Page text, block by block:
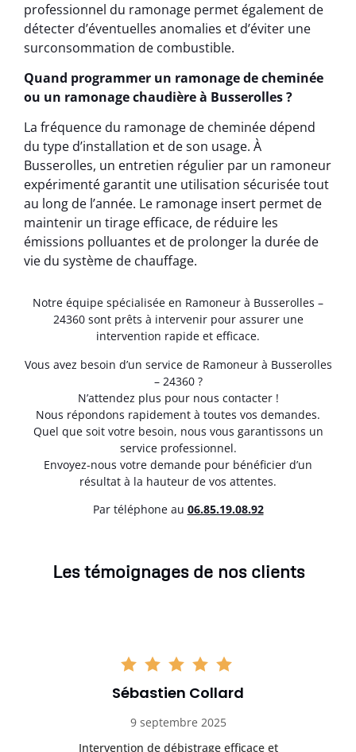
professionnel du ramonage permet également de
détecter d’éventuelles anomalies et d’éviter une
surconsommation de combustible.
Quand programmer un ramonage de cheminée
ou un ramonage chaudière à Busserolles ?
La fréquence du ramonage de cheminée dépend
du type d’installation et de son usage. À
Busserolles, un entretien régulier par un ramoneur
expérimenté garantit une utilisation sécurisée tout
au long de l’année. Le ramonage insert permet de
maintenir un tirage efficace, de réduire les
émissions polluantes et de prolonger la durée de
vie du système de chauffage.
Notre équipe spécialisée en Ramoneur à Busserolles –
24360 sont prêts à intervenir pour assurer une
intervention rapide et efficace.
Vous avez besoin d’un service de Ramoneur à Busserolles
– 24360 ?
N’attendez plus pour nous contacter !
Nous répondons rapidement à toutes vos demandes.
Quel que soit votre besoin, nous vous garantissons un
service professionnel.
Envoyez-nous votre demande pour bénéficier d’un
résultat à la hauteur de vos attentes.
Par téléphone au 06.85.19.08.92
Les témoignages de nos clients
Sébastien Collard
9 septembre 2025
Intervention de débistrage efficace et